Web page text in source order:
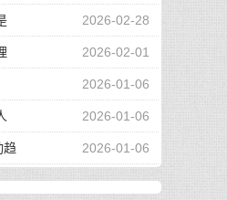
2026-02-28
2026-02-01
2026-01-06
2026-01-06
2026-01-06
趋